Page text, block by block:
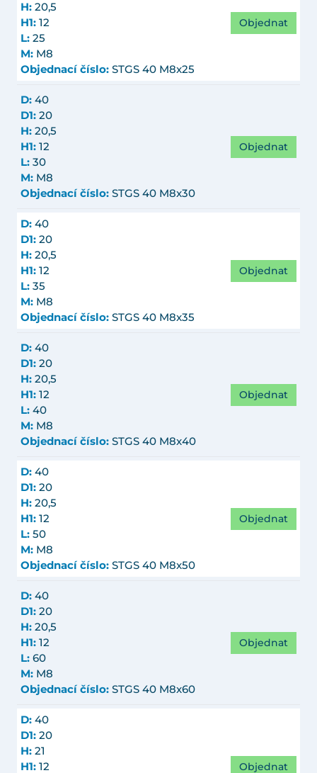
H: 20,5
H1: 12
L: 25
M: M8
Objednací číslo: STGS 40 M8x25
Objednat
D: 40
D1: 20
H: 20,5
H1: 12
L: 30
M: M8
Objednací číslo: STGS 40 M8x30
Objednat
D: 40
D1: 20
H: 20,5
H1: 12
L: 35
M: M8
Objednací číslo: STGS 40 M8x35
Objednat
D: 40
D1: 20
H: 20,5
H1: 12
L: 40
M: M8
Objednací číslo: STGS 40 M8x40
Objednat
D: 40
D1: 20
H: 20,5
H1: 12
L: 50
M: M8
Objednací číslo: STGS 40 M8x50
Objednat
D: 40
D1: 20
H: 20,5
H1: 12
L: 60
M: M8
Objednací číslo: STGS 40 M8x60
Objednat
D: 40
D1: 20
H: 21
H1: 12 Objednat